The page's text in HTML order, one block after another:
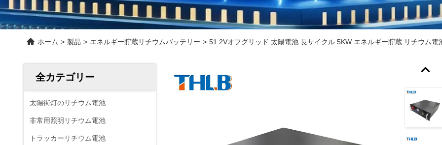
ホーム > 製品 > エネルギー貯蔵リチウムバッテリー > 51.2Vオフグリッド 太陽電池 長サイクル 5KW エネルギー貯蔵 リチウム電
全カテゴリー
太陽街灯のリチウム電池
非常用照明リチウム電池
トラッカーリチウム電池